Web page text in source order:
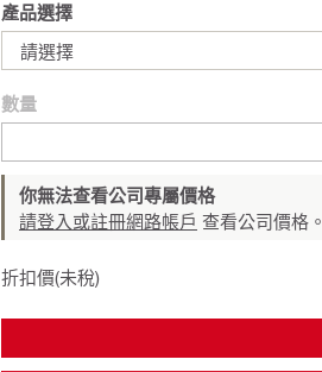
產品選擇
請選擇
數量
你無法查看公司專屬價格
請登入或註冊網路帳戶 查看公司價格。
折扣價(未稅)